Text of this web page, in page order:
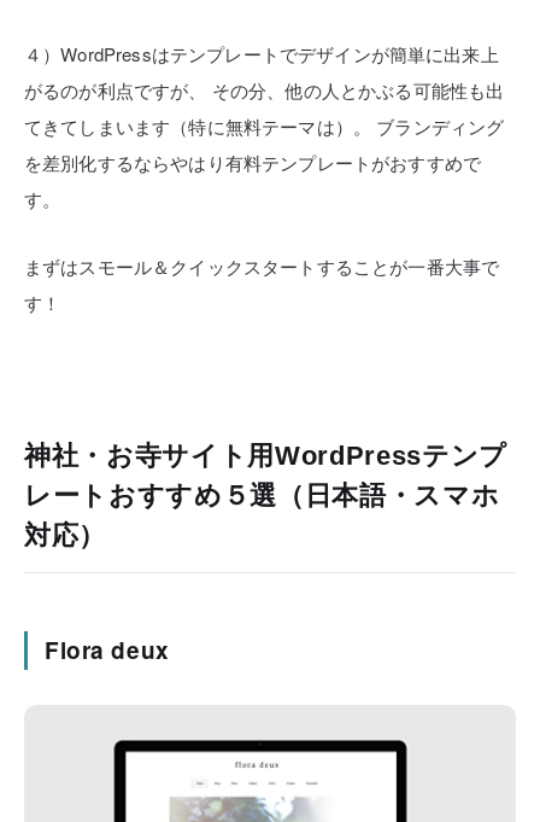
４）WordPressはテンプレートでデザインが簡単に出来上
がるのが利点ですが、
その分、他の人とかぶる可能性も出
てきてしまいます（特に無料テーマは）。
ブランディング
を差別化するならやはり有料テンプレートがおすすめで
す。
まずはスモール＆クイックスタートすることが一番大事で
す！
神社・お寺サイト用WordPressテンプ
レートおすすめ５選（日本語・スマホ
対応）
Flora deux